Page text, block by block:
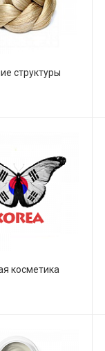
структуры
косметика